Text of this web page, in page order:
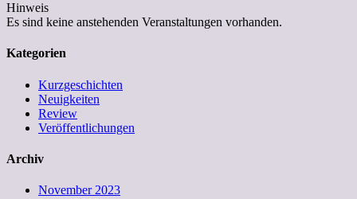
Hinweis
Es sind keine anstehenden Veranstaltungen vorhanden.
Kategorien
Kurzgeschichten
Neuigkeiten
Review
Veröffentlichungen
Archiv
November 2023